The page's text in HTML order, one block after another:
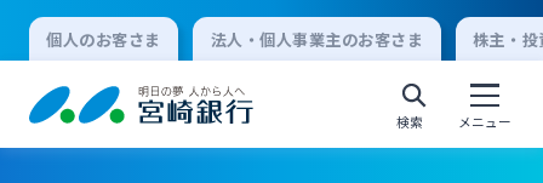
個人のお客さま 法人・個人事業主のお客さま 株主・
検索 メニュー